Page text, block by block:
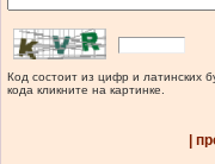
Код состоит из цифр и латинских
кода кликните на картинке.
|